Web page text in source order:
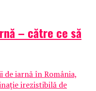
– către ce să
de iarnă în România,
irezistibilă de